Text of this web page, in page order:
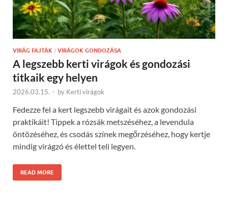
VIRÁG FAJTÁK / VIRÁGOK GONDOZÁSA
A legszebb kerti virágok és gondozási
titkaik egy helyen
2026.03.15. - by Kerti virágok
Fedezze fel a kert legszebb virágait és azok gondozási
praktikáit! Tippek a rózsák metszéséhez, a levendula
öntözéséhez, és csodás színek megőrzéséhez, hogy kertje
mindig virágzó és élettel teli legyen.
READ MORE